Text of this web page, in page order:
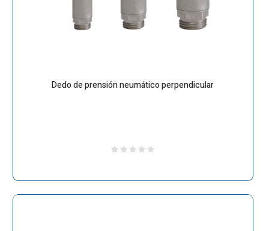
Dedo de prensión neumático perpendicular